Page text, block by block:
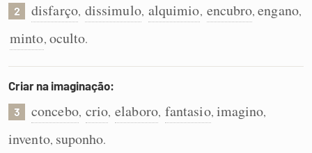
Cata-letras
Conexões
Caça-palavras
2 disfarço, dissimulo, alquimio, encubro,engano,
minto, oculto.
Criar na imaginação:
3 concebo, crio, elaboro, fantasio, imagino,
invento, suponho.